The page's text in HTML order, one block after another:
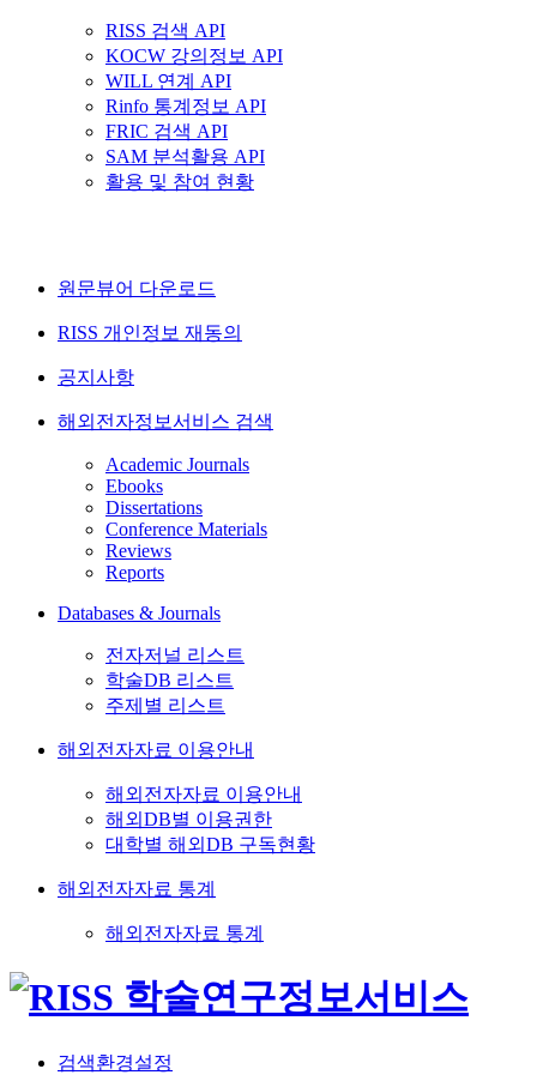
RISS 검색 API
KOCW 강의정보 API
WILL 연계 API
Rinfo 통계정보 API
FRIC 검색 API
SAM 분석활용 API
활용 및 참여 현황
원문뷰어 다운로드
RISS 개인정보 재동의
공지사항
해외전자정보서비스 검색
Academic Journals
Ebooks
Dissertations
Conference Materials
Reviews
Reports
Databases & Journals
전자저널 리스트
학술DB 리스트
주제별 리스트
해외전자자료 이용안내
해외전자자료 이용안내
해외DB별 이용권한
대학별 해외DB 구독현황
해외전자자료 통계
해외전자자료 통계
검색환경설정